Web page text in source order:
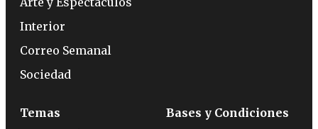
Interior
Correo Semanal
Sociedad
Temas
Bases y Condiciones